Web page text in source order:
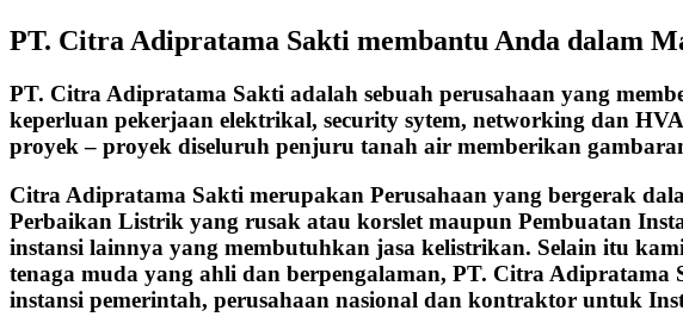
PT. Citra Adipratama Sakti membantu Anda dalam
PT. Citra Adipratama Sakti adalah sebuah perusahaan yang
keperluan pekerjaan elektrikal, security sytem, networking dan
proyek – proyek diseluruh penjuru tanah air memberikan
Citra Adipratama Sakti merupakan Perusahaan yang bergerak
Perbaikan Listrik yang rusak atau korslet maupun Pembuatan
instansi lainnya yang membutuhkan jasa kelistrikan. Selain itu
tenaga muda yang ahli dan berpengalaman, PT. Citra
instansi pemerintah, perusahaan nasional dan kontraktor untuk